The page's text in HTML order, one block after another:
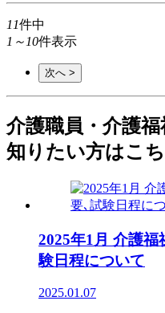
11件中
1～10件表示
次へ >
介護職員・介護
知りたい方はこち
2025年1月 介護
験日程について
2025.01.07